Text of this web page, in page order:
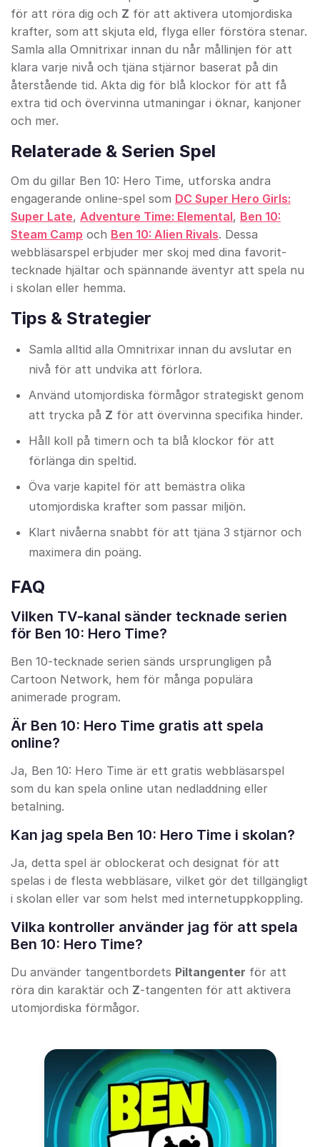
för att röra dig och Z för att aktivera utomjordiska
krafter, som att skjuta eld, flyga eller förstöra stenar.
Samla alla Omnitrixar innan du når mållinjen för att
klara varje nivå och tjäna stjärnor baserat på din
återstående tid. Akta dig för blå klockor för att få
extra tid och övervinna utmaningar i öknar, kanjoner
och mer.
Relaterade & Serien Spel
Om du gillar Ben 10: Hero Time, utforska andra
engagerande online-spel som DC Super Hero Girls:
Super Late, Adventure Time: Elemental, Ben 10:
Steam Camp och Ben 10: Alien Rivals. Dessa
webbläsarspel erbjuder mer skoj med dina favorit-
tecknade hjältar och spännande äventyr att spela nu
i skolan eller hemma.
Tips & Strategier
Samla alltid alla Omnitrixar innan du avslutar en
nivå för att undvika att förlora.
Använd utomjordiska förmågor strategiskt genom
att trycka på Z för att övervinna specifika hinder.
Håll koll på timern och ta blå klockor för att
förlänga din speltid.
Öva varje kapitel för att bemästra olika
utomjordiska krafter som passar miljön.
Klart nivåerna snabbt för att tjäna 3 stjärnor och
maximera din poäng.
FAQ
Vilken TV-kanal sänder tecknade serien
för Ben 10: Hero Time?
Ben 10-tecknade serien sänds ursprungligen på
Cartoon Network, hem för många populära
animerade program.
Är Ben 10: Hero Time gratis att spela
online?
Ja, Ben 10: Hero Time är ett gratis webbläsarspel
som du kan spela online utan nedladdning eller
betalning.
Kan jag spela Ben 10: Hero Time i skolan?
Ja, detta spel är oblockerat och designat för att
spelas i de flesta webbläsare, vilket gör det tillgängligt
i skolan eller var som helst med internetuppkoppling.
Vilka kontroller använder jag för att spela
Ben 10: Hero Time?
Du använder tangentbordets Piltangenter för att
röra din karaktär och Z-tangenten för att aktivera
utomjordiska förmågor.